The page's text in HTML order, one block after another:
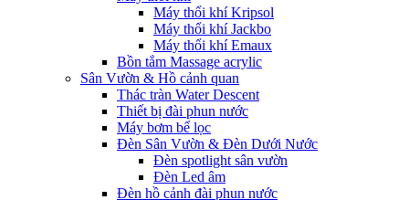
Máy thổi khí Kripsol
Máy thổi khí Jackbo
Máy thổi khí Emaux
Bồn tắm Massage acrylic
Sân Vườn & Hồ cảnh quan
Thác tràn Water Descent
Thiết bị đài phun nước
Máy bơm bể lọc
Đèn Sân Vườn & Đèn Dưới Nước
Đèn spotlight sân vườn
Đèn Led âm
Đèn hồ cảnh đài phun nước